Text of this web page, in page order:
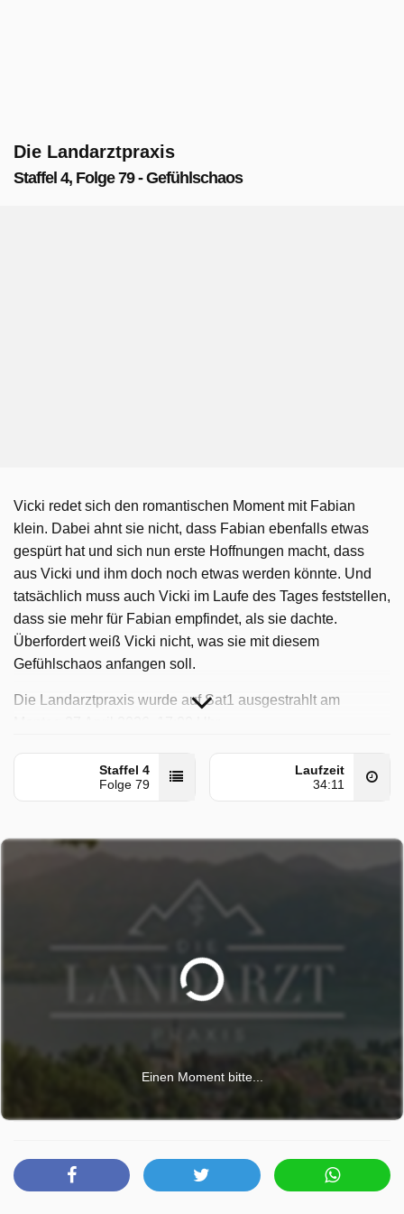
Die Landarztpraxis
Staffel 4, Folge 79 - Gefühlschaos
Vicki redet sich den romantischen Moment mit Fabian
klein. Dabei ahnt sie nicht, dass Fabian ebenfalls etwas
gespürt hat und sich nun erste Hoffnungen macht, dass
aus Vicki und ihm doch noch etwas werden könnte. Und
tatsächlich muss auch Vicki im Laufe des Tages feststellen,
dass sie mehr für Fabian empfindet, als sie dachte.
Überfordert weiß Vicki nicht, was sie mit diesem
Gefühlschaos anfangen soll.
Die Landarztpraxis wurde auf Sat1 ausgestrahlt am
Staffel 4
Folge 79
Laufzeit
34:11
Einen Moment bitte...